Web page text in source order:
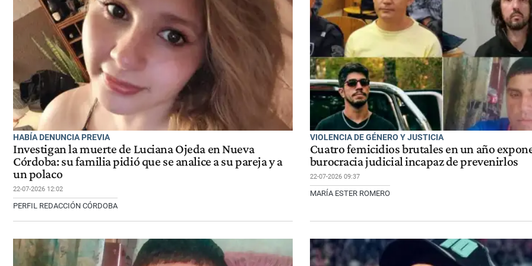
HABÍA DENUNCIA PREVIA
Investigan la muerte de Luciana Ojeda en Nueva
Córdoba: su familia pidió que se analice a su pareja y a
un polaco
22-07-2026 12:02
PERFIL REDACCIÓN CÓRDOBA
VIOLENCIA DE GÉNERO Y JUSTICIA
Cuatro femicidios brutales en un año
burocracia judicial incapaz de prevenirlos
22-07-2026 09:37
MARÍA ESTER ROMERO